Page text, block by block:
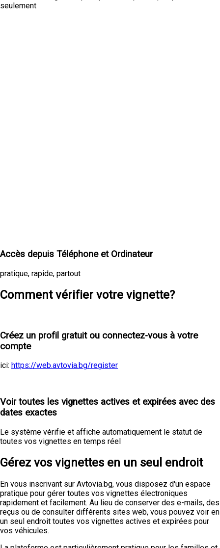
seulement
Accès depuis Téléphone et Ordinateur
pratique, rapide, partout
Comment vérifier votre vignette?
Créez un profil gratuit ou connectez-vous à votre
compte
ici: https://web.avtovia.bg/register
Voir toutes les vignettes actives et expirées avec des
dates exactes
Le système vérifie et affiche automatiquement le statut de
toutes vos vignettes en temps réel
Gérez vos vignettes en un seul endroit
En vous inscrivant sur Avtovia.bg, vous disposez d'un espace
pratique pour gérer toutes vos vignettes électroniques
rapidement et facilement. Au lieu de conserver des e-mails, des
reçus ou de consulter différents sites web, vous pouvez voir en
un seul endroit toutes vos vignettes actives et expirées pour
vos véhicules.